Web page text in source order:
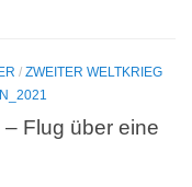
/ ZWEITER WELTKRIEG
Flug über eine